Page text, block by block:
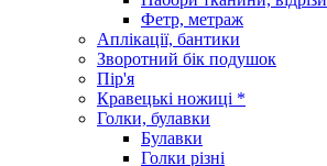
Фетр, метраж
Аплікації, бантики
Зворотний бік подушок
Пір'я
Кравецькі ножиці *
Голки, булавки
Булавки
Голки різні